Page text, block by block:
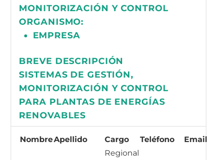
MONITORIZACIÓN Y CONTROL
ORGANISMO:
EMPRESA
BREVE DESCRIPCIÓN
SISTEMAS DE GESTIÓN,
MONITORIZACIÓN Y CONTROL
PARA PLANTAS DE ENERGÍAS
RENOVABLES
NombreApellido Cargo Teléfono Email
Regional